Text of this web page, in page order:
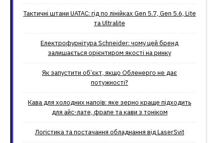
Тактичні штани UATAC: гід по лінійках Gen 5.7, Gen 5.6, Lite
та Ultralite
Електрофурнітура Schneider: чому цей бренд
залишається орієнтиром якості на ринку
Як запустити об’єкт, якщо Обленерго не дає
потужності?
Кава для холодних напоїв: яке зерно краще підходить
для айс-лате, фрапе та кави з тоніком
Логістика та постачання обладнання від LaserSvit